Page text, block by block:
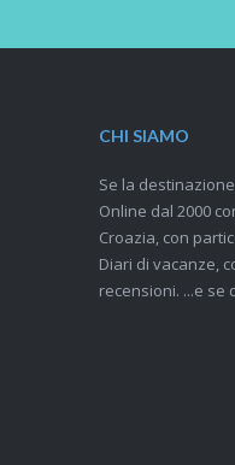
CHI SIAMO
Se la
Online dal 2000
Croazia, con
Diari di vacanze,
recensioni. ...e se